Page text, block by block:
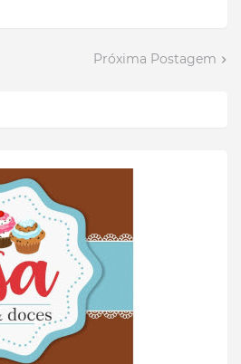
Próxima Postagem